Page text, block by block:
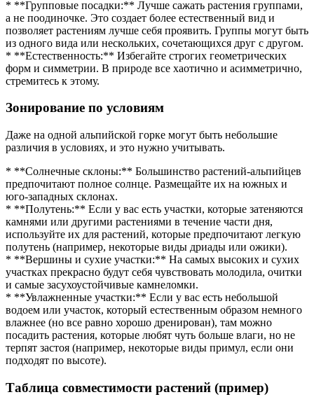
* **Групповые посадки:** Лучше сажать растения группами,
а не поодиночке. Это создает более естественный вид и
позволяет растениям лучше себя проявить. Группы могут быть
из одного вида или нескольких, сочетающихся друг с другом.
* **Естественность:** Избегайте строгих геометрических
форм и симметрии. В природе все хаотично и асимметрично,
стремитесь к этому.
Зонирование по условиям
Даже на одной альпийской горке могут быть небольшие
различия в условиях, и это нужно учитывать.
* **Солнечные склоны:** Большинство растений-альпийцев
предпочитают полное солнце. Размещайте их на южных и
юго-западных склонах.
* **Полутень:** Если у вас есть участки, которые затеняются
камнями или другими растениями в течение части дня,
используйте их для растений, которые предпочитают легкую
полутень (например, некоторые виды дриады или ожики).
* **Вершины и сухие участки:** На самых высоких и сухих
участках прекрасно будут себя чувствовать молодила, очитки
и самые засухоустойчивые камнеломки.
* **Увлажненные участки:** Если у вас есть небольшой
водоем или участок, который естественным образом немного
влажнее (но все равно хорошо дренирован), там можно
посадить растения, которые любят чуть больше влаги, но не
терпят застоя (например, некоторые виды примул, если они
подходят по высоте).
Таблица совместимости растений (пример)